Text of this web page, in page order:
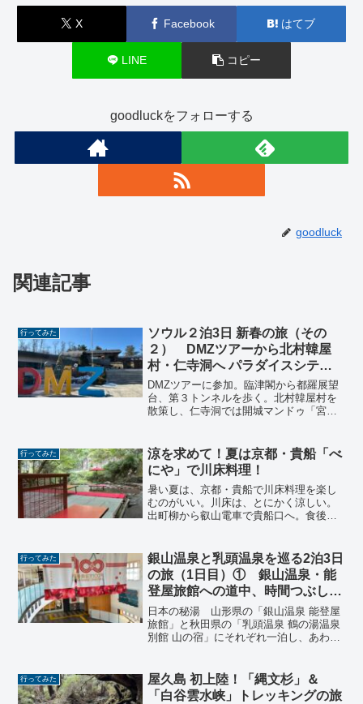
X Facebook はてブ
LINE コピー
goodluckをフォローする
goodluck
関連記事
行ってみた
ソウル２泊3日 新春の旅（その
２） DMZツアーから北村韓屋
村・仁寺洞へ パラダイスシティ
も少し行ってみた 編
DMZツアーに参加。臨津閣から都羅展望
台、第３トンネルを歩く。北村韓屋村を
散策し、仁寺洞では開城マンドゥ「宮」
「PARIS BAGUETTE」へ。パラダイス
シティも散策。
行ってみた
涼を求めて！夏は京都・貴船「べ
にや」で川床料理！
暑い夏は、京都・貴船で川床料理を楽し
むのがいい。川床は、とにかく涼しい。
出町柳から叡山電車で貴船口へ。食後
行ってみた
銀山温泉と乳頭温泉を巡る2泊3日
の旅（1日目）① 銀山温泉・能
登屋旅館への道中、時間つぶしに
入った「コーヒー屋おおもり」が
すごかった！編
日本の秘湯 山形県の「銀山温泉 能登屋
旅館」と秋田県の「乳頭温泉 鶴の湯温泉
別館 山の宿」にそれぞれ一泊し、あわせ
行ってみた
屋久島 初上陸！「縄文杉」＆
「白谷雲水峡」トレッキングの旅